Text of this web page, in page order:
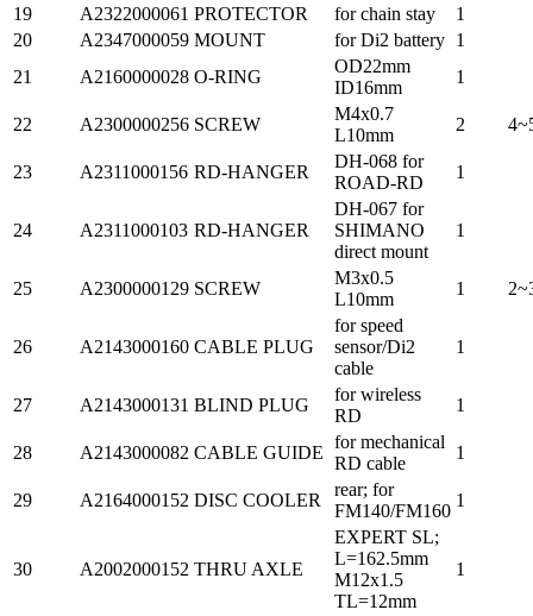
19 A2322000061 PROTECTOR for chain stay
1
20
A2347000059 MOUNT for Di2 battery 1
21
A2160000028 O-RING
OD22mm
ID16mm
1
22 A2300000256 SCREW
M4x0.7
L10mm
2
23 A2311000156 RD-HANGER
DH-068 for
ROAD-RD
1
24 A2311000103 RD-HANGER
DH-067 for
SHIMANO
direct mount
1
25 A2300000129 SCREW
M3x0.5
L10mm
1
26 A2143000160 CABLE PLUG
for speed
sensor/Di2
cable
1
27 A2143000131 BLIND PLUG
for wireless
RD
1
28 A2143000082 CABLE GUIDE
for mechanical
RD cable
1
29 A2164000152 DISC COOLER
rear; for
FM140/FM160
1
30 A2002000152 THRU AXLE
EXPERT SL;
L=162.5mm
M12x1.5
TL=12mm
1